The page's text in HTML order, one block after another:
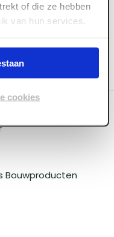
of die ze hebben
van hun services.
cookies
Bouwproducten